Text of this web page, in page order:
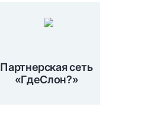
Партнерская сеть
«ГдеСлон?»